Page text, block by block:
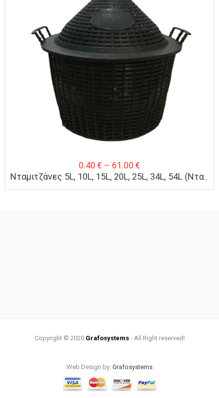
0.40 € – 61.00 €
range:
Νταμιτζάνες 5L, 10L, 15L, 20L, 25L, 34L, 54L (Νταμιζάνες) Ιταλίας
Copyright © 2020 Grafosystems- All Right reserved!
Web Design by: Grafosystems